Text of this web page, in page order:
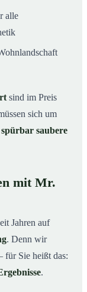
alle
sind im Preis
sich um
spürbar saubere
mit Mr.
Jahren auf
. Denn wir
für Sie heißt das:
.